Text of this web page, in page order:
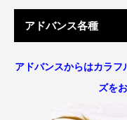
アドバンス各種
アドバンスからはカラ
ズを